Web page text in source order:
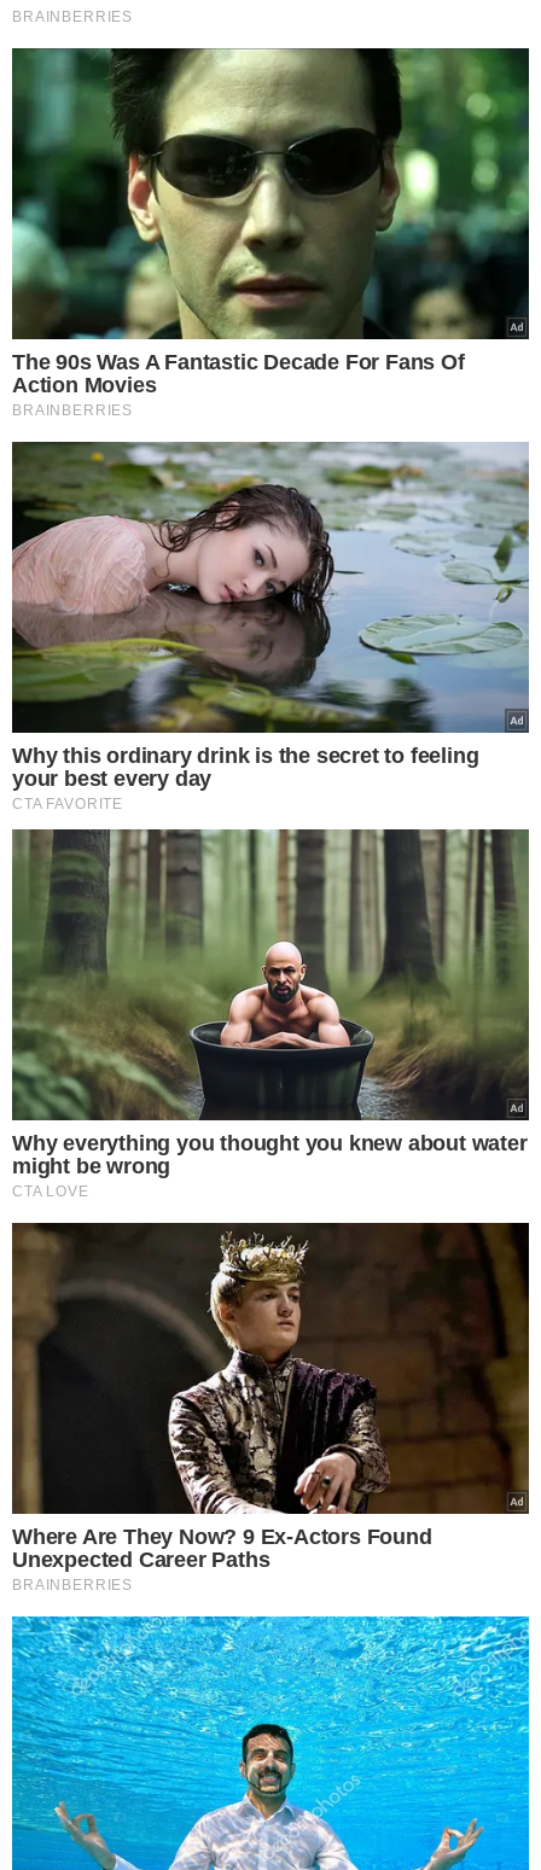
TÓPICOS
INCONSTITUCIONALIDADE
CONFLITO DE PODERES
PODER DOS MINISTROS
PEC STF
VEJA TAMBÉM
ELEIÇÕES 2026
Lula terá mais tempo
que Flávio na TV; veja
distribuição entre
candidatos
VEJA MAIS NOTÍCIAS